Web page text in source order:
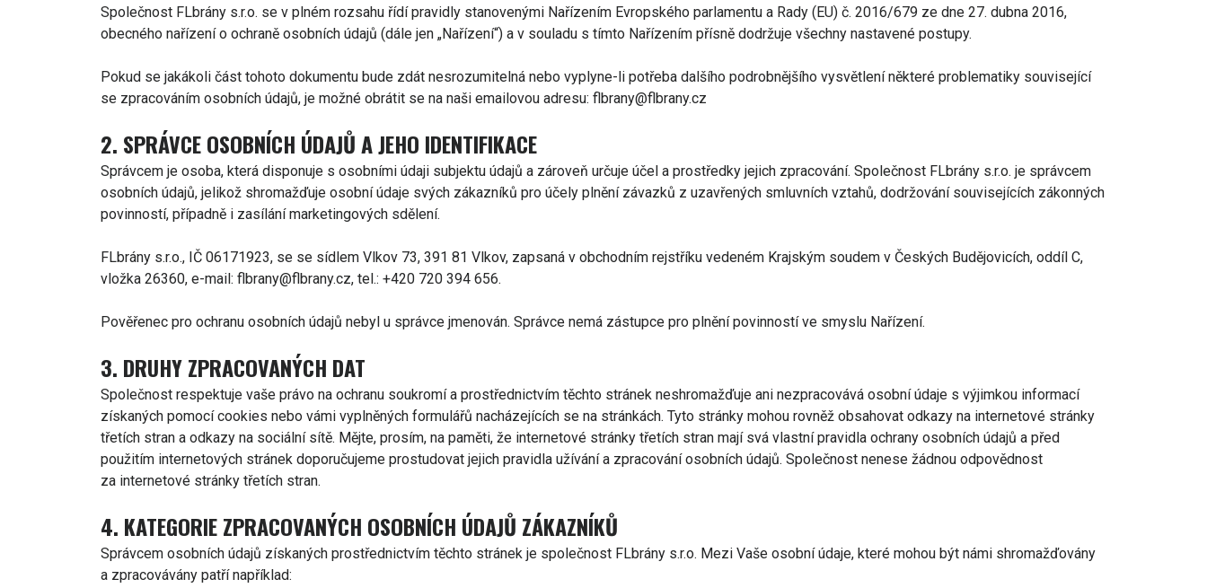
Společnost FLbrány s.r.o. se v plném rozsahu řídí pravidly stanovenými Nařízením Evropského parlamentu a Rady (EU) č. 2016/679 ze dne 27. dubna 2016,
obecného nařízení o ochraně osobních údajů (dále jen „Nařízení“) a v souladu s tímto Nařízením přísně dodržuje všechny nastavené postupy.
Pokud se jakákoli část tohoto dokumentu bude zdát nesrozumitelná nebo vyplyne-li potřeba dalšího podrobnějšího vysvětlení některé problematiky související
se zpracováním osobních údajů, je možné obrátit se na naši emailovou adresu: flbrany@flbrany.cz
2. SPRÁVCE OSOBNÍCH ÚDAJŮ A JEHO IDENTIFIKACE
Správcem je osoba, která disponuje s osobními údaji subjektu údajů a zároveň určuje účel a prostředky jejich zpracování. Společnost FLbrány s.r.o. je správcem
osobních údajů, jelikož shromažďuje osobní údaje svých zákazníků pro účely plnění závazků z uzavřených smluvních vztahů, dodržování souvisejících zákonných
povinností, případně i zasílání marketingových sdělení.
FLbrány s.r.o., IČ 06171923, se se sídlem Vlkov 73, 391 81 Vlkov, zapsaná v obchodním rejstříku vedeném Krajským soudem v Českých Budějovicích, oddíl C,
vložka 26360, e-mail: flbrany@flbrany.cz, tel.: +420 720 394 656.
Pověřenec pro ochranu osobních údajů nebyl u správce jmenován. Správce nemá zástupce pro plnění povinností ve smyslu Nařízení.
3. DRUHY ZPRACOVANÝCH DAT
Společnost respektuje vaše právo na ochranu soukromí a prostřednictvím těchto stránek neshromažďuje ani nezpracovává osobní údaje s výjimkou informací
získaných pomocí cookies nebo vámi vyplněných formulářů nacházejících se na stránkách. Tyto stránky mohou rovněž obsahovat odkazy na internetové stránky
třetích stran a odkazy na sociální sítě. Mějte, prosím, na paměti, že internetové stránky třetích stran mají svá vlastní pravidla ochrany osobních údajů a před
použitím internetových stránek doporučujeme prostudovat jejich pravidla užívání a zpracování osobních údajů. Společnost nenese žádnou odpovědnost
za internetové stránky třetích stran.
4. KATEGORIE ZPRACOVANÝCH OSOBNÍCH ÚDAJŮ ZÁKAZNÍKŮ
Správcem osobních údajů získaných prostřednictvím těchto stránek je společnost FLbrány s.r.o. Mezi Vaše osobní údaje, které mohou být námi shromažďovány
a zpracovávány patří například: